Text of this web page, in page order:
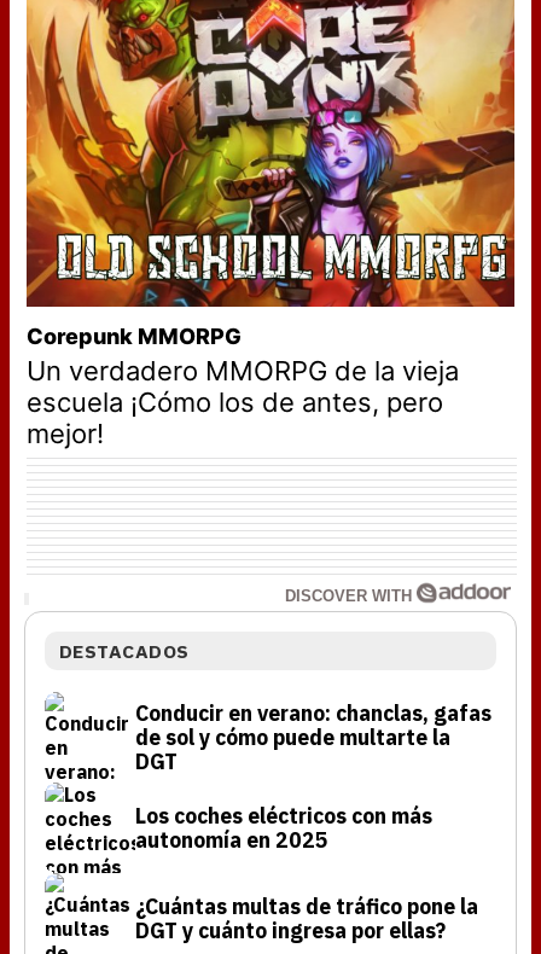
Corepunk MMORPG
Un verdadero MMORPG de la vieja
escuela ¡Cómo los de antes, pero
mejor!
DISCOVER WITH
DESTACADOS
Conducir en verano: chanclas, gafas
de sol y cómo puede multarte la
DGT
Los coches eléctricos con más
autonomía en 2025
¿Cuántas multas de tráfico pone la
DGT y cuánto ingresa por ellas?